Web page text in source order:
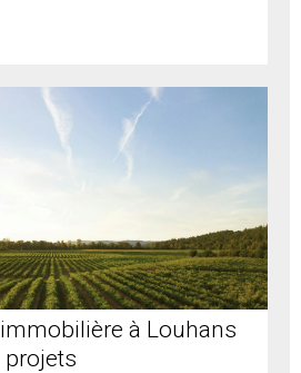
à Louhans